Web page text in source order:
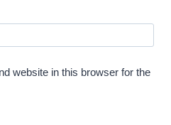
website in this browser for the